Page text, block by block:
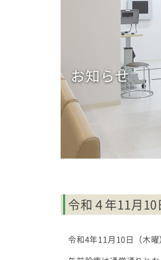
お知らせ
令和４年11月
令和4年11月10日（木